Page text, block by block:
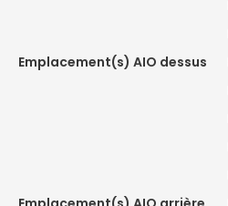
Emplacement(s) AIO dessus